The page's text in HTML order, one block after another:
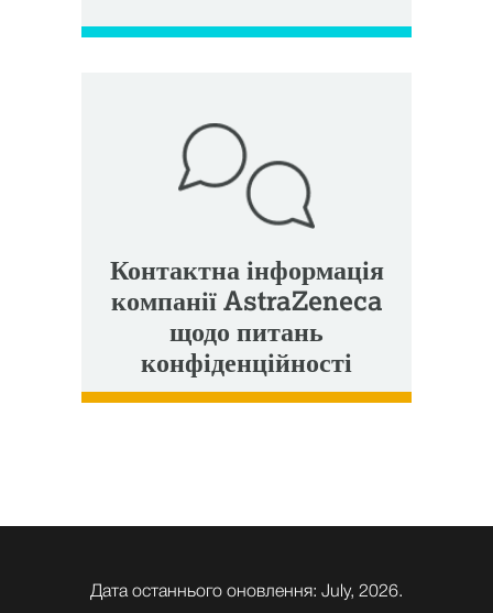
Контактна інформація
компанії AstraZeneca
щодо питань
конфіденційності
Дата останнього оновлення: July, 2026.